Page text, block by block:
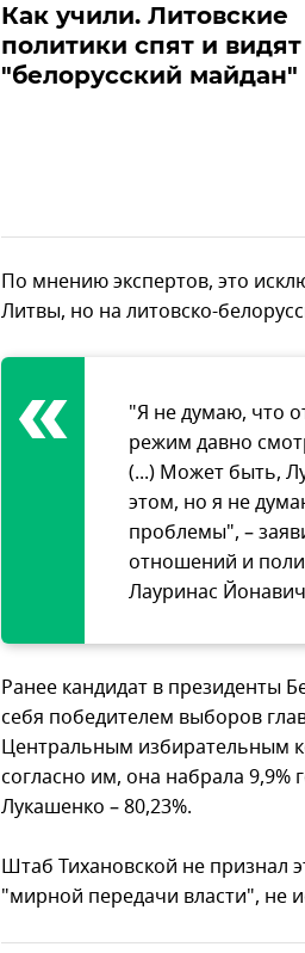
Как учили. Литовские
политики спят и видят
"белорусский майдан"
По мнению экспертов, это
Литвы, но на литовско-
"Я не думаю, что
режим давно
(...) Может быть,
этом, но я не
проблемы", –
отношений и
Лауринас
Ранее кандидат в президенты
себя победителем выборов
Центральным избирательным
согласно им, она набрала 9,9%
Лукашенко – 80,23%.
Штаб Тихановской не признал
"мирной передачи власти", не